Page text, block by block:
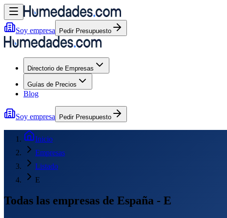
Soy empresa Pedir Presupuesto
Directorio de Empresas
Guías de Precios
Blog
Soy empresa Pedir Presupuesto
Inicio
Empresas
Listado
E
Todas las empresas de España - E